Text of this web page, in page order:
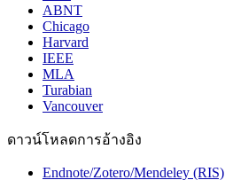
ABNT
Chicago
Harvard
IEEE
MLA
Turabian
Vancouver
ดาวน์โหลดการอ้างอิง
Endnote/Zotero/Mendeley (RIS)